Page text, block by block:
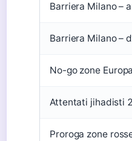
Barriera Milano –
Barriera Milano –
No-go zone
Attentati jihadisti
Proroga zone